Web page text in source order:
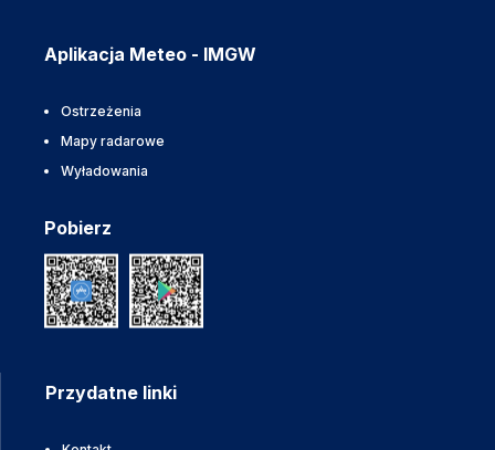
Aplikacja Meteo - IMGW
Ostrzeżenia
Mapy radarowe
Wyładowania
Pobierz
Przydatne linki